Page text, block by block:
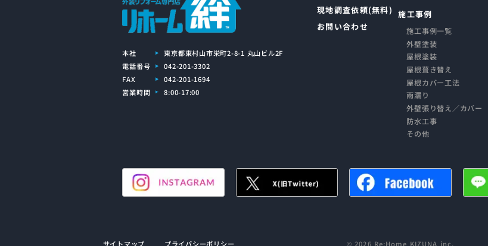
本社
東京都東村山市栄町2-8-1 丸山ビル2F
電話番号
042-201-3302
FAX
042-201-1694
営業時間
8:00-17:00
現地調査依頼(無料)
お問い合わせ
施工事例
施工事例一覧
外壁塗装
屋根塗装
屋根葺き替え
屋根カバー工法
雨漏り
外壁張り替え／カバー
防水工事
その他
サイトマップ プライバシーポリシー © 2026 Re:Home KIZUNA inc.